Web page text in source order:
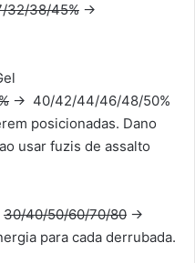
32/38/45% →
→ 40/42/44/46/48/50%
posicionadas. Dano
usar fuzis de assalto
30/40/50/60/70/80 →
para cada derrubada.